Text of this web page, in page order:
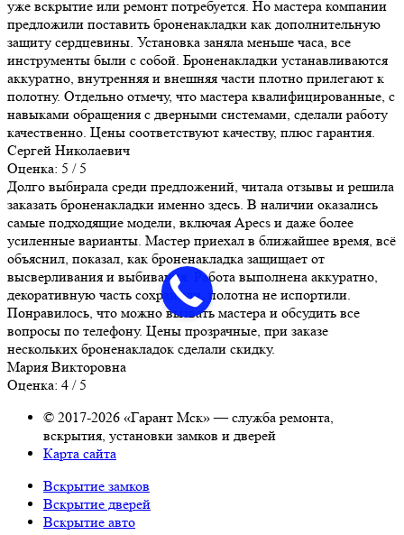
уже вскрытие или ремонт потребуется. Но мастера компании
предложили поставить броненакладки как дополнительную
защиту сердцевины. Установка заняла меньше часа, все
инструменты были с собой. Броненакладки устанавливаются
аккуратно, внутренняя и внешняя части плотно прилегают к
полотну. Отдельно отмечу, что мастера квалифицированные, с
навыками обращения с дверными системами, сделали работу
качественно. Цены соответствуют качеству, плюс гарантия.
Сергей Николаевич
Оценка: 5 / 5
Долго выбирала среди предложений, читала отзывы и решила
заказать броненакладки именно здесь. В наличии оказались
самые подходящие модели, включая Apecs и даже более
усиленные варианты. Мастер приехал в ближайшее время, всё
объяснил, показал, как броненакладка защищает от
высверливания и выбивания. Работа выполнена аккуратно,
декоративную часть сохранили, полотна не испортили.
Понравилось, что можно вызвать мастера и обсудить все
вопросы по телефону. Цены прозрачные, при заказе
нескольких броненакладок сделали скидку.
Мария Викторовна
Оценка: 4 / 5
© 2017-2026 «Гарант Мск» — служба ремонта,
вскрытия, установки замков и дверей
Карта сайта
Вскрытие замков
Вскрытие дверей
Вскрытие авто